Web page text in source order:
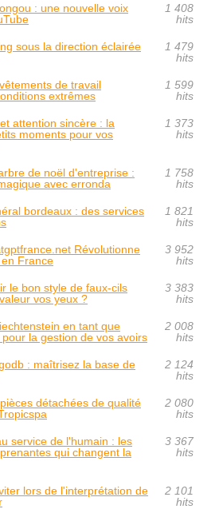
: une nouvelle voix
1 408
hits
sous la direction éclairée
1 479
hits
de travail
extrêmes
1 599
hits
attention sincère : la
moments pour vos
1 373
hits
de noël d'entreprise :
avec erronda
1 758
hits
bordeaux : des services
1 821
hits
Révolutionne
France
3 952
hits
le bon style de faux-cils
vos yeux ?
3 383
hits
en tant que
la gestion de vos avoirs
2 008
hits
: maîtrisez la base de
2 124
hits
détachées de qualité
2 080
hits
service de l'humain : les
qui changent la
3 367
hits
lors de l'interprétation de
2 101
hits